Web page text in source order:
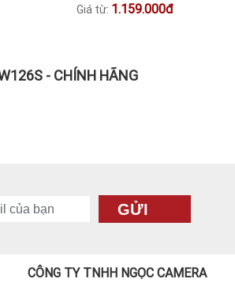
Giá từ: 1.159.000đ
- CHÍNH HÃNG
GỬI
CÔNG TY TNHH NGỌC CAMERA